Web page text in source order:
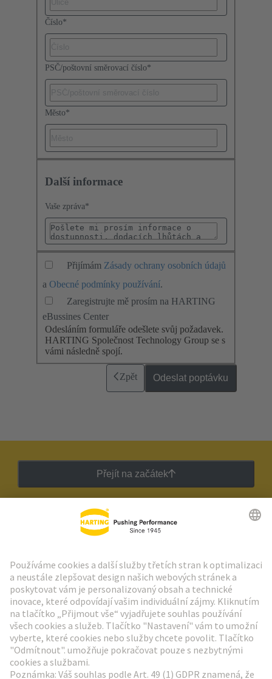
Číslo*
PSČ/poštovní směrovací číslo*
Město*
Další informace
Vaše zpráva*
Přijímám Zásady ochrany osobních údajů
a Obecné podmínky používání.
Zaregistrujte mě prosím na HARTING
eBussines Center
Odesláním formuláře odešlete svůj požadavek.
HARTING Společnost Technology Group se s
vámi následně spojí.
Zpět Odeslat poptávku
Přejít na začátek
Zpravodaj HARTING
Přejít na registraci
Social Media